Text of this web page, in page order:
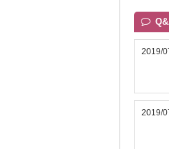
2019/
2019/